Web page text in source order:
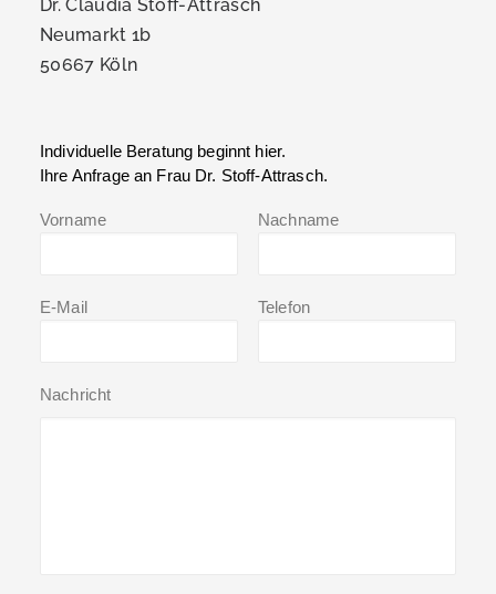
Dr. Claudia Stoff-Attrasch
Neumarkt 1b
50667 Köln
Individuelle Beratung beginnt hier.
Ihre Anfrage an Frau Dr. Stoff-Attrasch.
Vorname Nachname
E-Mail Telefon
Nachricht